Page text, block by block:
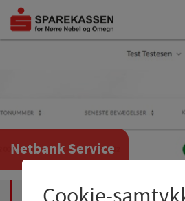
Netbank Service